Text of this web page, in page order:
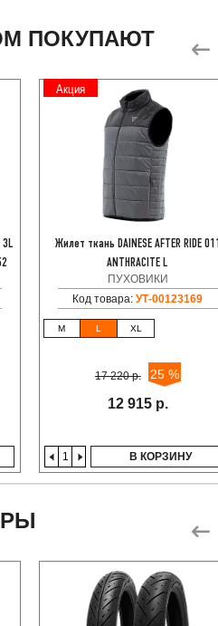
ПОКУПАЮТ
3L
Акция
Жилет ткань DAINESE AFTER RIDE
ANTHRACITE L
ПУХОВИКИ
Код товара:УТ-00123169
M L XL
17 220 р. 25 %
12 915 р.
В КОРЗИНУ